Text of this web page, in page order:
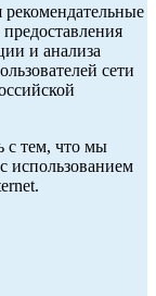
и анализа
сети
с тем, что мы
использованием